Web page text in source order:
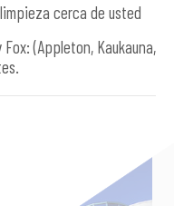
cerca de usted
(Appleton, Kaukauna,